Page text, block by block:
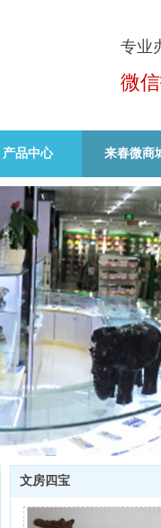
专业
微
产品中心 来春微商
文房四宝